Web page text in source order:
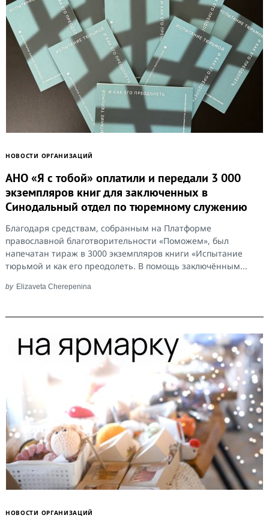
НОВОСТИ ОРГАНИЗАЦИЙ
АНО «Я с тобой» оплатили и передали 3 000
экземпляров книг для заключенных в
Синодальный отдел по тюремному служению
Благодаря средствам, собранным на Платформе
православной благотворительности «Поможем», был
напечатан тираж в 3000 экземпляров книги «Испытание
тюрьмой и как его преодолеть. В помощь заключённым...
by Elizaveta Cherepenina
НОВОСТИ ОРГАНИЗАЦИЙ